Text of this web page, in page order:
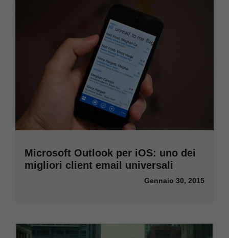
Microsoft Outlook per iOS: uno dei
migliori client email universali
Gennaio 30, 2015